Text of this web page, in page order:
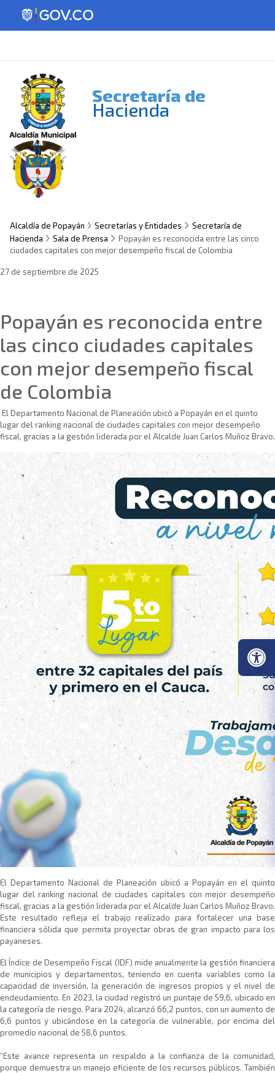
Secretaría de
Hacienda
Alcaldía de Popayán Secretarías y Entidades
Secretaría de
Hacienda
Sala de Prensa
Popayán es reconocida entre las cinco
ciudades capitales con mejor desempeño fiscal de Colombia
27 de septiembre de 2025
Popayán es reconocida entre
las cinco ciudades capitales
con mejor desempeño fiscal
de Colombia
El Departamento Nacional de Planeación ubicó a Popayán en el quinto
lugar del ranking nacional de ciudades capitales con mejor desempeño
fiscal, gracias a la gestión liderada por el Alcalde Juan Carlos Muñoz Bravo.
​El Departamento Nacional de Planeación ubicó a Popayán en el quinto
lugar del ranking nacional de ciudades capitales con mejor desempeño
fiscal, gracias a la gestión liderada por el Alcalde Juan Carlos Muñoz Bravo.
Este resultado refleja el trabajo realizado para fortalecer una base
financiera sólida que permita proyectar obras de gran impacto para los
payaneses.
El Índice de Desempeño Fiscal (IDF) mide anualmente la gestión financiera
de municipios y departamentos, teniendo en cuenta variables como la
capacidad de inversión, la generación de ingresos propios y el nivel de
endeudamiento. En 2023, la ciudad registró un puntaje de 59,6, ubicado en
la categoría de riesgo. Para 2024, alcanzó 66,2 puntos, con un aumento de
6,6 puntos y ubicándose en la categoría de vulnerable, por encima del
promedio nacional de 58,6 puntos.
“Este avance representa un respaldo a la confianza de la comunidad,
porque demuestra un manejo eficiente de los recursos públicos. También